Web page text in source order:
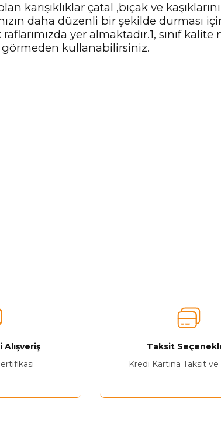
çatal ,bıçak ve
daha düzenli bir şekilde durması
yer almaktadır.1, sınıf
kullanabilirsiniz.
Alışveriş
Taksit
Kredi Kartına Taksit